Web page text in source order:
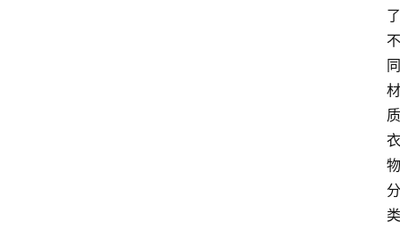
了
不
同
材
质
衣
物
分
类